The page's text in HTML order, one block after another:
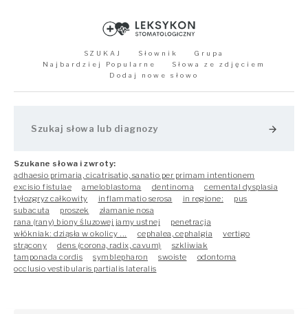
SZUKAJ Słownik
Grupa
Najbardziej Popularne
Słowa ze zdjęciem
Dodaj nowe słowo
arrow_forward
Szukane słowa i zwroty:
adhaesio primaria, cicatrisatio, sanatio per primam intentionem
excisio fistulae
ameloblastoma dentinoma
cemental dysplasia
tyłozgryz całkowity
inflammatio serosa in regione:
pus
subacuta
proszek
złamanie nosa
rana (rany) biony śluzowej jamy ustnej
penetracja
włókniak: dziąsła w okolicy ...
cephalea, cephalgia
vertigo
strącony
dens (corona, radix, cavum)
szkliwiak
tamponada cordis
symblepharon swoiste
odontoma
occlusio vestibularis partialis lateralis